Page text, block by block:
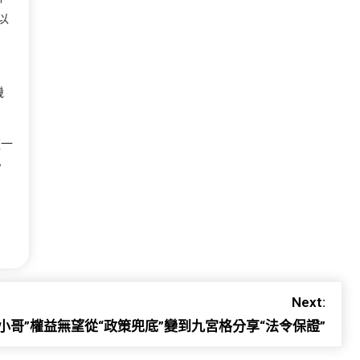
Next:
哥”權益無望從“政策兜底”變到九宮格分享“法令保證”